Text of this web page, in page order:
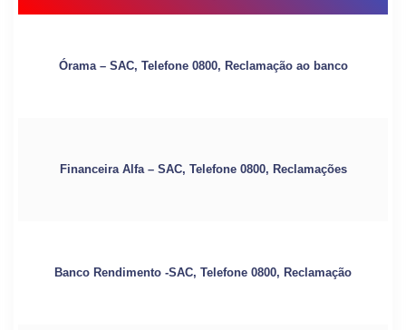
Órama – SAC, Telefone 0800, Reclamação ao banco
Financeira Alfa – SAC, Telefone 0800, Reclamações
Banco Rendimento -SAC, Telefone 0800, Reclamação